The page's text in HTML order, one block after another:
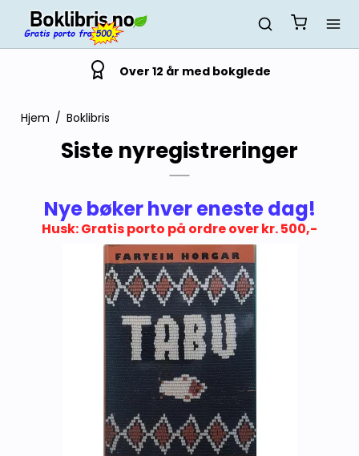
Over 12 år med bokglede
Hjem / Boklibris
Siste nyregistreringer
Nye bøker hver eneste dag!
Husk: Gratis porto på ordre over kr. 500,-